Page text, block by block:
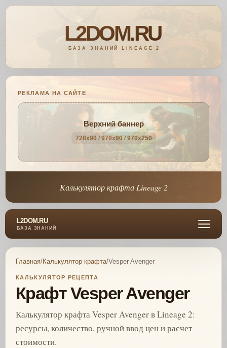
РЕКЛАМА НА САЙТЕ
Верхний баннер
728x90 / 970x90 / 970x250
Калькулятор крафта Lineage 2
L2DOM.RU
БАЗА ЗНАНИЙ
Главная/Калькулятор крафта/Vesper Avenger
КАЛЬКУЛЯТОР РЕЦЕПТА
Крафт Vesper Avenger
Калькулятор крафта Vesper Avenger в Lineage 2:
ресурсы, количество, ручной ввод цен и расчет
стоимости.